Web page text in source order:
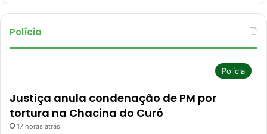
Polícia
Polícia
Justiça anula condenação de PM por
tortura na Chacina do Curó
17 horas atrás